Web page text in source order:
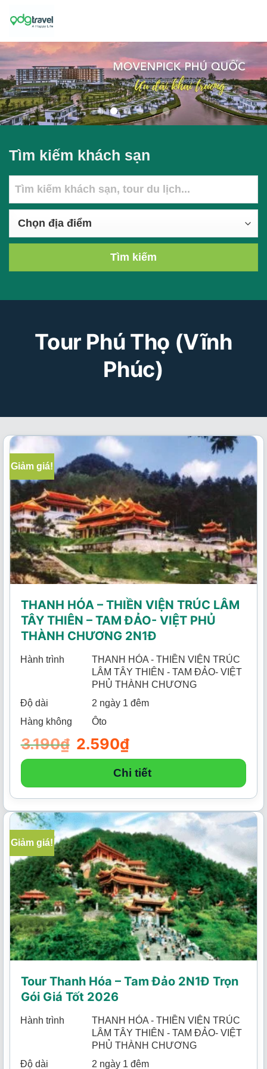
Tìm kiếm khách sạn
Tìm kiếm
Tour Phú Thọ (Vĩnh
Phúc)
Giảm giá!
THANH HÓA – THIỀN VIỆN TRÚC LÂM
TÂY THIÊN – TAM ĐẢO- VIỆT PHỦ
THÀNH CHƯƠNG 2N1Đ
Hành trình
THANH HÓA - THIỀN VIỆN TRÚC
LÂM TÂY THIÊN - TAM ĐẢO- VIỆT
PHỦ THÀNH CHƯƠNG
Độ dài
2 ngày 1 đêm
Hàng không
Ôto
3.190₫ Giá
gốc
là:
3.190₫.
2.590₫Giá
tại
là:
Chi tiết
Giảm giá!
Tour Thanh Hóa – Tam Đảo 2N1Đ Trọn
Gói Giá Tốt 2026
Hành trình
THANH HÓA - THIỀN VIỆN TRÚC
LÂM TÂY THIÊN - TAM ĐẢO- VIỆT
PHỦ THÀNH CHƯƠNG
Độ dài
2 ngày 1 đêm